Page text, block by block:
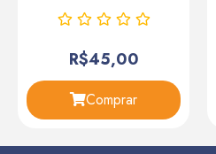
R$45,00
Comprar